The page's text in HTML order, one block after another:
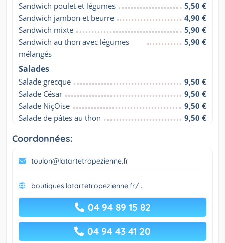
Sandwich poulet et légumes
5,50 €
Sandwich jambon et beurre
4,90 €
Sandwich mixte
5,90 €
Sandwich au thon avec légumes
mélangés
5,90 €
Salades
Salade grecque
9,50 €
Salade César
9,50 €
Salade NiçOise
9,50 €
Salade de pâtes au thon
9,50 €
Coordonnées:
toulon@latartetropezienne.fr
boutiques.latartetropezienne.fr/...
04 94 89 15 82
04 94 43 41 20